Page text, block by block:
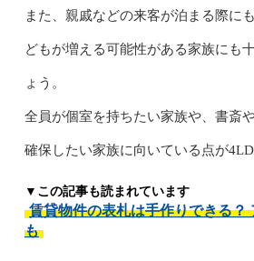
また、親戚などの来客が泊まる際に
どもが増える可能性がある家族にも
ょう。
全員が個室を持ちたい家族や、書斎
確保したい家族に向いている点が
▼この記事も読まれています
賃貸物件の表札は手作りできる？
も